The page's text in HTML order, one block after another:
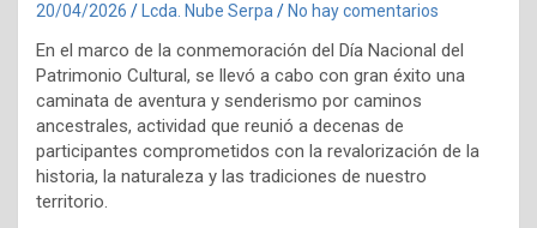
20/04/2026 Lcda. Nube Serpa No hay comentarios
En el marco de la conmemoración del Día Nacional del
Patrimonio Cultural, se llevó a cabo con gran éxito una
caminata de aventura y senderismo por caminos
ancestrales, actividad que reunió a decenas de
participantes comprometidos con la revalorización de la
historia, la naturaleza y las tradiciones de nuestro
territorio.